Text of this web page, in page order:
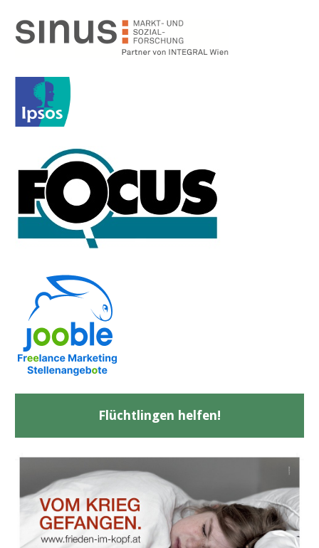
Flüchtlingen helfen!